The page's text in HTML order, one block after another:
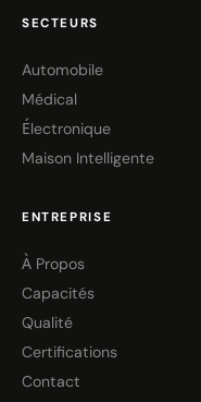
SECTEURS
Automobile
Médical
Électronique
Maison Intelligente
ENTREPRISE
À Propos
Capacités
Qualité
Certifications
Contact